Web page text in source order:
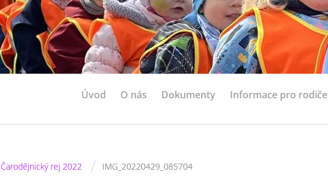
Úvod O nás Dokumenty Informace pro rodiče
Čarodějnický rej 2022 / IMG_20220429_085704